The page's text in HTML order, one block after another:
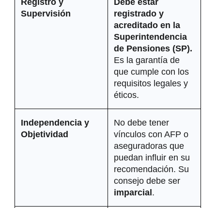
Registro y
Supervisión
Debe estar
registrado y
acreditado en la
Superintendencia
de Pensiones (SP).
Es la garantía de
que cumple con los
requisitos legales y
éticos.
Independencia y
Objetividad
No debe tener
vínculos con AFP o
aseguradoras que
puedan influir en su
recomendación. Su
imparcial .